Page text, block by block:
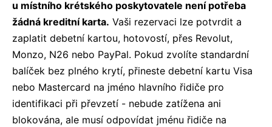
u místního krétského poskytovatele není potřeba
žádná kreditní karta. Vaši rezervaci lze potvrdit a
zaplatit debetní kartou, hotovostí, přes Revolut,
Monzo, N26 nebo PayPal. Pokud zvolíte standardní
balíček bez plného krytí, přineste debetní kartu Visa
nebo Mastercard na jméno hlavního řidiče pro
identifikaci při převzetí - nebude zatížena ani
blokována, ale musí odpovídat jménu řidiče na